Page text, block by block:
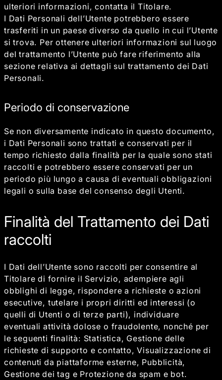
ulteriori informazioni, contatta il Titolare.
I Dati Personali dell’Utente potrebbero essere
trasferiti in un paese diverso da quello in cui l’Utente
si trova. Per ottenere ulteriori informazioni sul luogo
del trattamento l’Utente può fare riferimento alla
sezione relativa ai dettagli sul trattamento dei Dati
Personali.
Periodo di conservazione
Se non diversamente indicato in questo documento,
i Dati Personali sono trattati e conservati per il
tempo richiesto dalla finalità per la quale sono stati
raccolti e potrebbero essere conservati per un
periodo più lungo a causa di eventuali obbligazioni
legali o sulla base del consenso degli Utenti.
Finalità del Trattamento dei Dati
raccolti
I Dati dell’Utente sono raccolti per consentire al
Titolare di fornire il Servizio, adempiere agli
obblighi di legge, rispondere a richieste o azioni
esecutive, tutelare i propri diritti ed interessi (o
quelli di Utenti o di terze parti), individuare
eventuali attività dolose o fraudolente, nonché per
le seguenti finalità: Statistica, Gestione delle
richieste di supporto e contatto, Visualizzazione di
contenuti da piattaforme esterne, Pubblicità,
Gestione dei tag e Protezione da spam e bot.